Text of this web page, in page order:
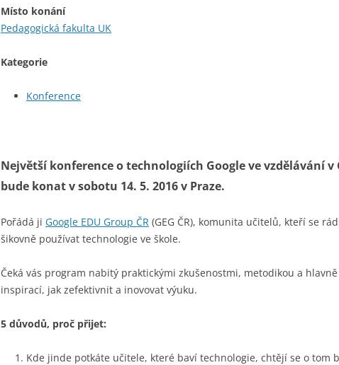
Místo konání
Pedagogická fakulta UK
Kategorie
Konference
Největší konference o technologiích Google ve vzdělávání v
bude konat v sobotu 14. 5. 2016 v Praze.
Pořádá ji Google EDU Group ČR (GEG ČR), komunita učitelů, kteří se
šikovně používat technologie ve škole.
Čeká vás program nabitý praktickými zkušenostmi, metodikou a
inspirací, jak zefektivnit a inovovat výuku.
5 důvodů, proč přijet:
Kde jinde potkáte učitele, které baví technologie, chtějí se o tom